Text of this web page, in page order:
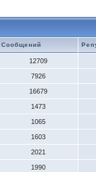
Сообщений
12709
7926
16679
1473
1065
1603
2021
1990